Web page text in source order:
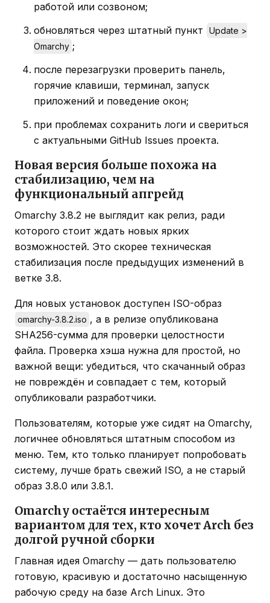
работой или созвоном;
обновляться через штатный пункт
Update >
Omarchy ;
после перезагрузки проверить панель,
горячие клавиши, терминал, запуск
приложений и поведение окон;
при проблемах сохранить логи и свериться
с актуальными GitHub Issues проекта.
Новая версия больше похожа на
стабилизацию, чем на
функциональный апгрейд
Omarchy 3.8.2 не выглядит как релиз, ради
которого стоит ждать новых ярких
возможностей. Это скорее техническая
стабилизация после предыдущих изменений в
ветке 3.8.
Для новых установок доступен ISO-образ
omarchy-3.8.2.iso , а в релизе опубликована
SHA256-сумма для проверки целостности
файла. Проверка хэша нужна для простой, но
важной вещи: убедиться, что скачанный образ
не повреждён и совпадает с тем, который
опубликовали разработчики.
Пользователям, которые уже сидят на Omarchy,
логичнее обновляться штатным способом из
меню. Тем, кто только планирует попробовать
систему, лучше брать свежий ISO, а не старый
образ 3.8.0 или 3.8.1.
Omarchy остаётся интересным
вариантом для тех, кто хочет Arch без
долгой ручной сборки
Главная идея Omarchy — дать пользователю
готовую, красивую и достаточно насыщенную
рабочую среду на базе Arch Linux. Это